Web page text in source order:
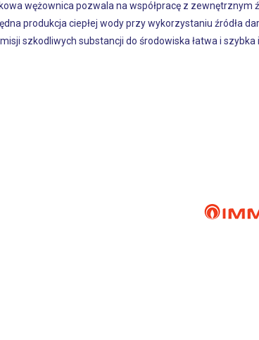
wężownica pozwala na współpracę z zewnętrznym
produkcja ciepłej wody przy wykorzystaniu źródła
szkodliwych substancji do środowiska łatwa i szybka